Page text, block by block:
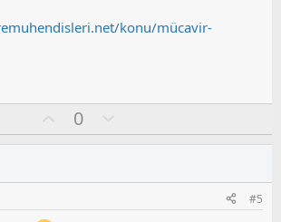
l
a
konu/mücavir-
y
0
l
s
u #5